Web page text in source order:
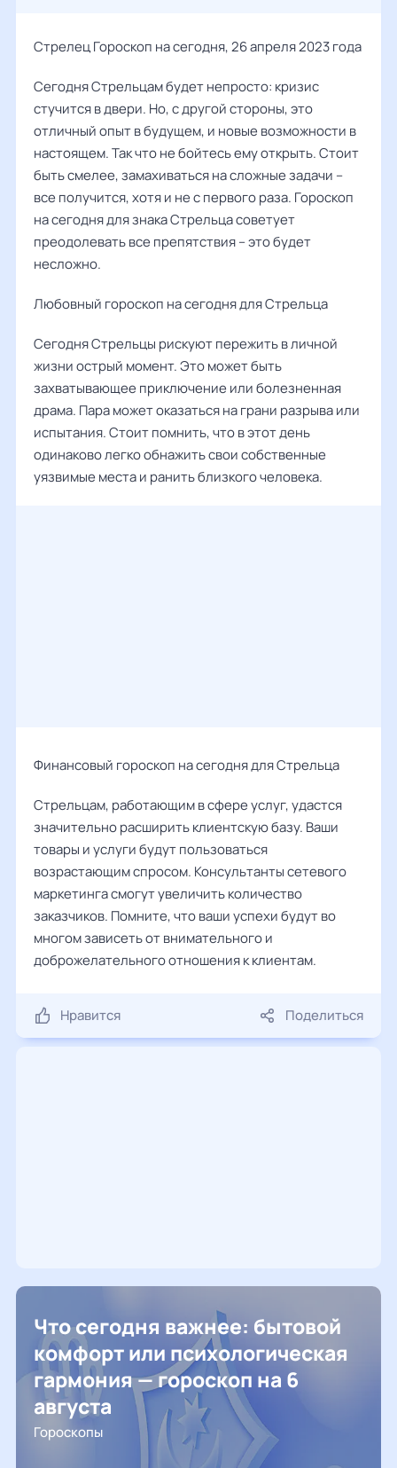
Стрелец Гороскоп на сегодня, 26 апреля 2023 года
Сегодня Стрельцам будет непросто: кризис
стучится в двери. Но, с другой стороны, это
отличный опыт в будущем, и новые возможности в
настоящем. Так что не бойтесь ему открыть. Стоит
быть смелее, замахиваться на сложные задачи –
все получится, хотя и не с первого раза. Гороскоп
на сегодня для знака Стрельца советует
преодолевать все препятствия – это будет
несложно.
Любовный гороскоп на сегодня для Стрельца
Сегодня Стрельцы рискуют пережить в личной
жизни острый момент. Это может быть
захватывающее приключение или болезненная
драма. Пара может оказаться на грани разрыва или
испытания. Стоит помнить, что в этот день
одинаково легко обнажить свои собственные
уязвимые места и ранить близкого человека.
Финансовый гороскоп на сегодня для Стрельца
Стрельцам, работающим в сфере услуг, удастся
значительно расширить клиентскую базу. Ваши
товары и услуги будут пользоваться
возрастающим спросом. Консультанты сетевого
маркетинга смогут увеличить количество
заказчиков. Помните, что ваши успехи будут во
многом зависеть от внимательного и
доброжелательного отношения к клиентам.
Нравится Поделиться
Что сегодня важнее: бытовой
комфорт или психологическая
гармония — гороскоп на 6
августа
Гороскопы